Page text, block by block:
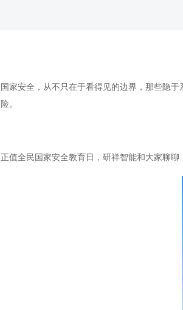
国家安全，从不只在于看得见的边界，那些隐
险。
正值全民国家安全教育日，研祥智能和大家聊聊